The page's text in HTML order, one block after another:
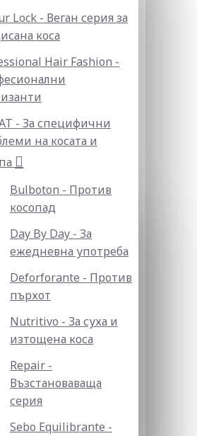
Lock - Веган серия за
коса
Hair Fashion -
- За специфични
на косата и
Bulboton - Против
косопад
Day By Day - За
ежедневна употреба
Deforforante - Против
пърхот
Nutritivo - За суха и
изтощена коса
Repair -
Възстановаваща
серия
Sebo Equilibrante -